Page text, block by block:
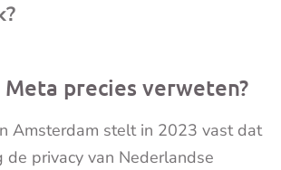
precies verweten?
Amsterdam stelt in 2023 vast dat
de privacy van Nederlandse